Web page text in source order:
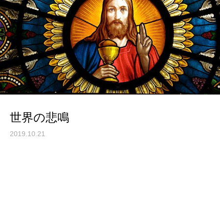
世界の悲鳴
2019.10.21